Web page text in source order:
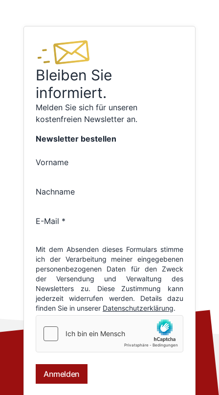
Bleiben Sie
informiert.
Melden Sie sich für unseren
kostenfreien Newsletter an.